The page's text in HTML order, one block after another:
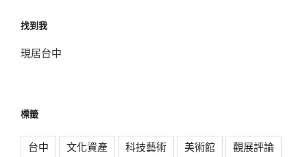
找到我
現居台中
標籤
台中 文化資產 科技藝術 美術館
觀展評論